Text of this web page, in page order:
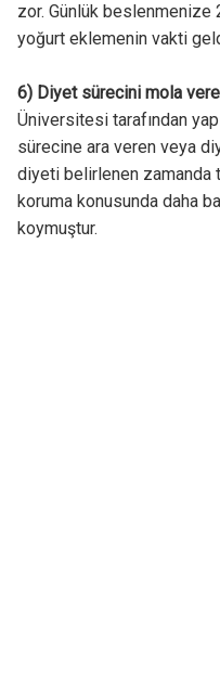
zor. Günlük beslenmenize
yoğurt eklemenin vakti
6) Diyet sürecini mola
Üniversitesi tarafından
sürecine ara veren veya
diyeti belirlenen zamanda
koruma konusunda daha
koymuştur.